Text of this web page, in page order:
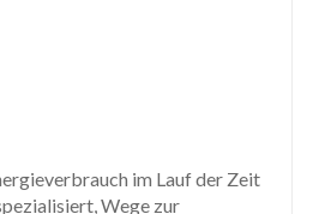
im Lauf der Zeit
Wege zur